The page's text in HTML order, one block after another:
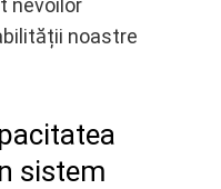
noastre
sistem